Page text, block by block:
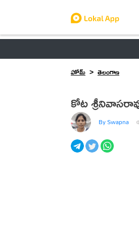
హోమ్
తెలంగాణ
కోట
By Swapna